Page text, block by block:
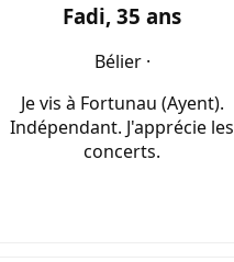
Fadi, 35 ans
Bélier ·
Je vis à Fortunau (Ayent).
Indépendant. J'apprécie les
concerts.